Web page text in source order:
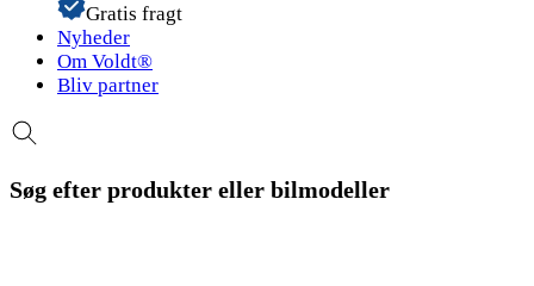
Gratis fragt
Nyheder
Om Voldt®
Bliv partner
Søg efter produkter eller bilmodeller